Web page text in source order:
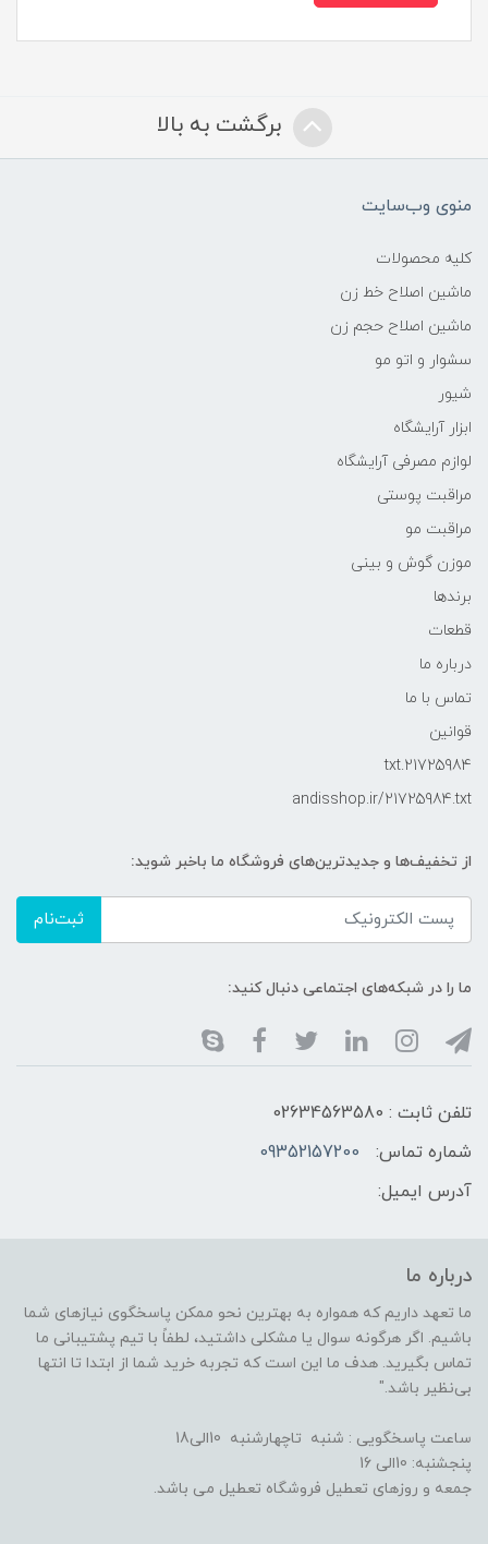
برگشت به بالا
منوی وب‌سایت
کلیه محصولات
ماشین اصلاح خط زن
ماشین اصلاح حجم زن
سشوار و اتو مو
شیور
ابزار آرایشگاه
لوازم مصرفی آرایشگاه
مراقبت پوستی
مراقبت مو
موزن گوش و بینی
برندها
قطعات
درباره ما
تماس با ما
قوانین
21725984.txt
andisshop.ir/21725984.txt
از تخفیف‌ها و جدیدترین‌های فروشگاه ما باخبر شوید:
ثبت‌نام
ما را در شبکه‌های اجتماعی دنبال کنید:
تلفن ثابت : 02634563580
شماره تماس:
09352157200
آدرس ایمیل:
درباره ما
ما تعهد داریم که همواره به بهترین نحو ممکن پاسخگوی نیازهای شما
باشیم. اگر هرگونه سوال یا مشکلی داشتید، لطفاً با تیم پشتیبانی ما
تماس بگیرید. هدف ما این است که تجربه خرید شما از ابتدا تا انتها
بی‌نظیر باشد."
ساعت پاسخگویی : شنبه تاچهارشنبه 10الی18
پنجشنبه: 10الی 16
جمعه و روزهای تعطیل فروشگاه تعطیل می باشد.